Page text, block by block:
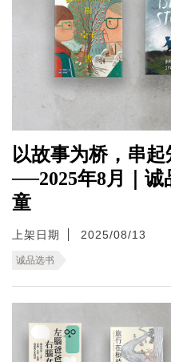
以故事为桥，串
──2025年8月｜
童
上架日期 2025/08/13
诚品选书